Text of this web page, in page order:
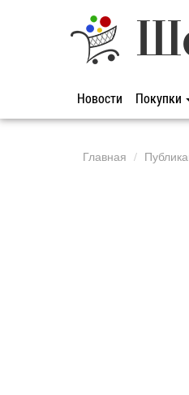
Новости Покупки
Главная